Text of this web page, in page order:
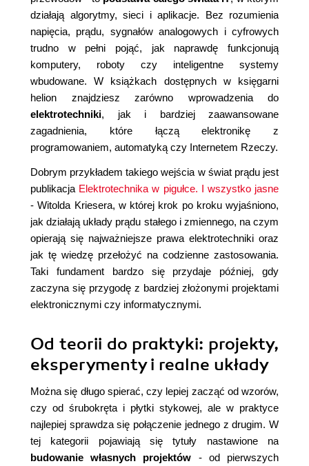
działają algorytmy, sieci i aplikacje. Bez rozumienia
napięcia, prądu, sygnałów analogowych i cyfrowych
trudno w pełni pojąć, jak naprawdę funkcjonują
komputery, roboty czy inteligentne systemy
wbudowane. W książkach dostępnych w księgarni
helion znajdziesz zarówno wprowadzenia do
elektrotechniki, jak i bardziej zaawansowane
zagadnienia, które łączą elektronikę z
programowaniem, automatyką czy Internetem Rzeczy.
Dobrym przykładem takiego wejścia w świat prądu jest
publikacja Elektrotechnika w pigułce. I wszystko jasne
- Witolda Kriesera, w której krok po kroku wyjaśniono,
jak działają układy prądu stałego i zmiennego, na czym
opierają się najważniejsze prawa elektrotechniki oraz
jak tę wiedzę przełożyć na codzienne zastosowania.
Taki fundament bardzo się przydaje później, gdy
zaczyna się przygodę z bardziej złożonymi projektami
elektronicznymi czy informatycznymi.
Od teorii do praktyki: projekty,
eksperymenty i realne układy
Można się długo spierać, czy lepiej zacząć od wzorów,
czy od śrubokręta i płytki stykowej, ale w praktyce
najlepiej sprawdza się połączenie jednego z drugim. W
tej kategorii pojawiają się tytuły nastawione na
budowanie własnych projektów - od pierwszych